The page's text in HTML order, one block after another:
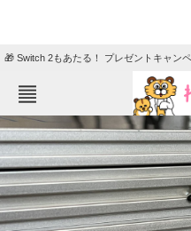
🎁 Switch 2もあたる！ プレゼントキャン
ねとらぼメニュー
TOP
エンタメ
グルメ